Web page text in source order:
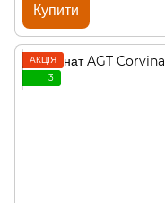
Купити
АКЦІЯ
3